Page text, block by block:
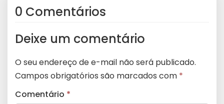
0 Comentários
Deixe um comentário
O seu endereço de e-mail não será publicado.
Campos obrigatórios são marcados com *
Comentário *